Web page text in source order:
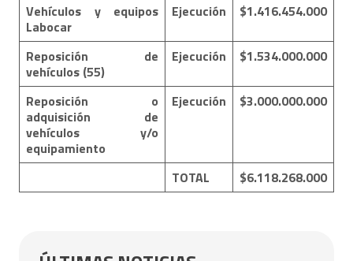
Vehículos y equipos
Labocar
Ejecución $1.416.454.000
Reposición de
vehículos (55)
Ejecución $1.534.000.000
Reposición o
adquisición de
vehículos y/o
equipamiento
Ejecución $3.000.000.000
TOTAL $6.118.268.000